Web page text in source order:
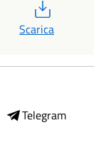
Scarica
Telegram